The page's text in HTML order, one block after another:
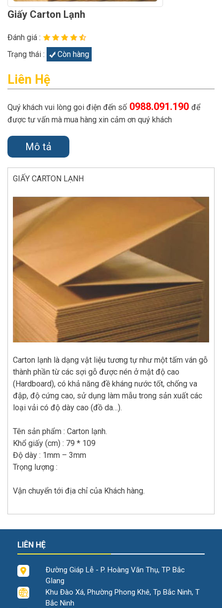
Giấy Carton Lạnh
Đánh giá :
Trạng thái :
Còn hàng
Liên Hệ
Quý khách vui lòng goi điện đến số 0988.091.190 để
được tư vấn mà mua hàng xin cảm ơn quý khách
Mô tả
GIẤY CARTON LẠNH
Carton lạnh là dạng vật liệu tương tự như một tấm ván gỗ
thành phần từ các sợi gỗ được nén ở mật độ cao
(Hardboard), có khả năng đề kháng nước tốt, chống va
đập, độ cứng cao, sử dụng làm mẫu trong sản xuất các
loại vải có độ dày cao (đồ da…).
Tên sản phẩm : Carton lạnh.
Khổ giấy (cm) : 79 * 109
Độ dày : 1mm – 3mm
Trọng lượng :
Vận chuyển tới địa chỉ của Khách hàng.
LIÊN HỆ
Đường Giáp Lễ - P. Hoàng Văn Thụ, TP Bắc
GIang
Khu Đào Xá, Phường Phong Khê, Tp Bắc Ninh, T
Bắc Ninh